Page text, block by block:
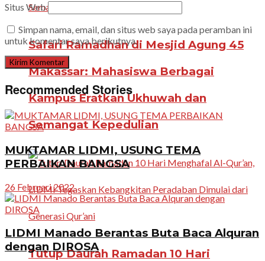
Safari Ramadhan di Mesjid Agung 45
Makassar: Mahasiswa Berbagai
Kampus Eratkan Ukhuwah dan
Semangat Kepedulian
Tutup Daurah Ramadan 10 Hari
Situs Web
Simpan nama, email, dan situs web saya pada peramban ini
untuk komentar saya berikutnya.
Recommended Stories
MUKTAMAR LIDMI, USUNG TEMA
PERBAIKAN BANGSA
26 Februari 2022
LIDMI Manado Berantas Buta Baca Alquran
dengan DIROSA